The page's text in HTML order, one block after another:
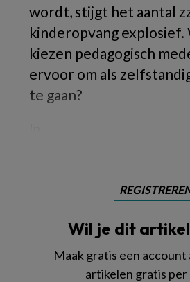
wordt, stijgt het aantal
kinderopvang explosief.
kiezen pedagogisch
ervoor om als
te gaan?
Wil je dit
Maak gratis een account
artikelen gratis per